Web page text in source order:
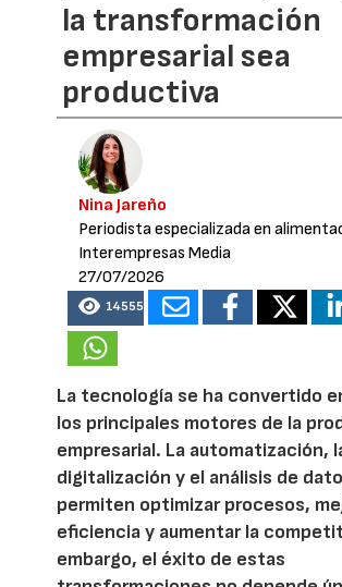
la transformación
empresarial sea
productiva
Nina Jareño
Periodista especializada en
Interempresas Media
27/07/2026
14555
La tecnología se ha convertido
los principales motores de la
empresarial. La automatización,
digitalización y el análisis de
permiten optimizar procesos,
eficiencia y aumentar la
embargo, el éxito de estas